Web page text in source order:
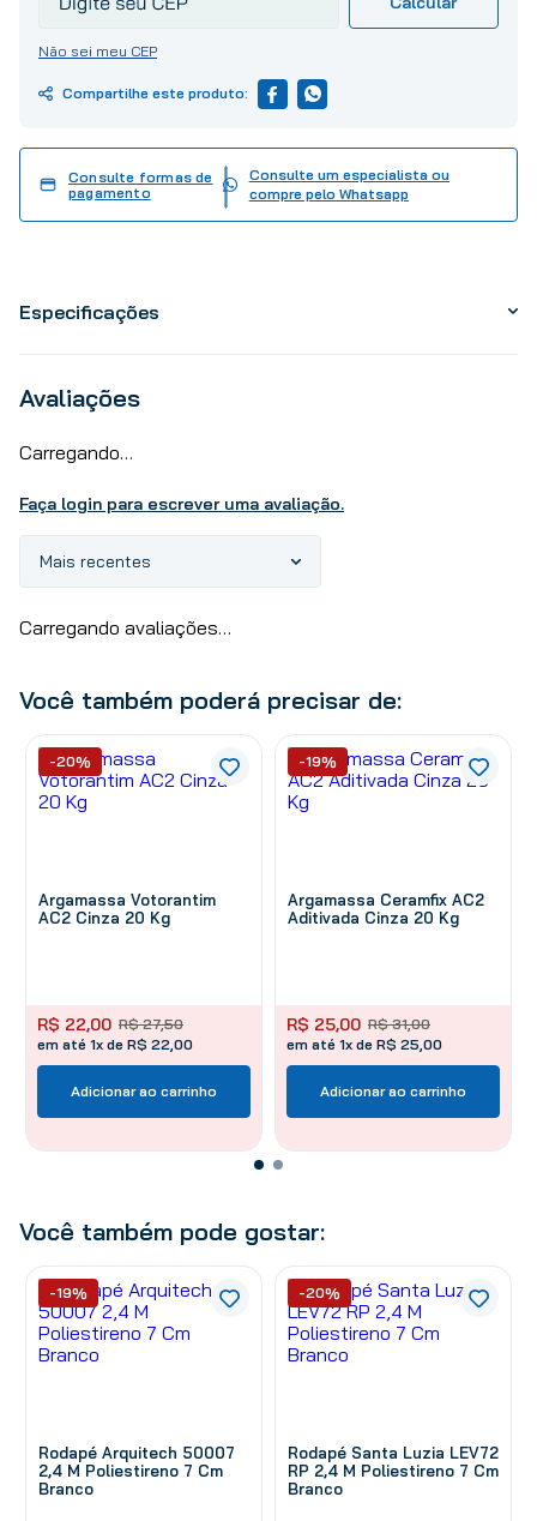
Não sei meu CEP
Consulte formas de
pagamento
Consulte um especialista ou
compre pelo Whatsapp
Especificações
Avaliações
Carregando…
Faça login para escrever uma avaliação.
Mais recentes
Carregando avaliações…
Você também poderá precisar de:
Argamassa Votorantim
AC2 Cinza 20 Kg
R$ 27,50
R$ 22,00
em até 1x de R$ 22,00
-20%
Adicionar ao carrinho
Argamassa Ceramfix AC2
Aditivada Cinza 20 Kg
R$ 31,00
R$ 25,00
em até 1x de R$ 25,00
-19%
Adicionar ao carrinho
Você também pode gostar:
Rodapé Arquitech 50007
2,4 M Poliestireno 7 Cm
Branco
-19%
Rodapé Santa Luzia LEV72
RP 2,4 M Poliestireno 7 Cm
Branco
-20%